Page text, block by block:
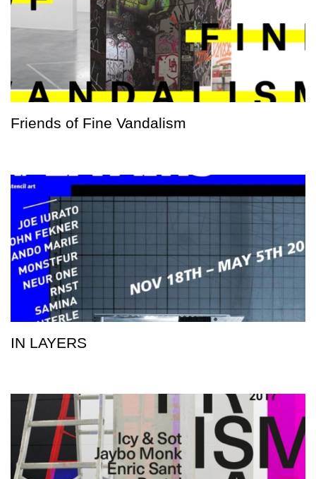
Friends of Fine Vandalism
IN LAYERS